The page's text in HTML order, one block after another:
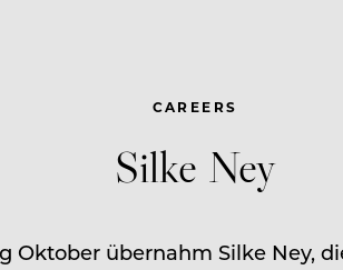
CAREERS
Silke Ney
übernahm Silke Ney,